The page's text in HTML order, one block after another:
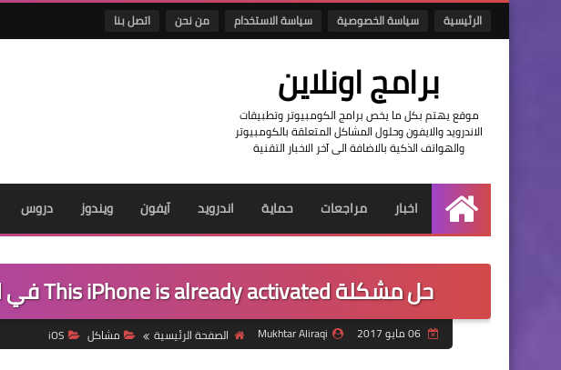
الرئيسية سياسة الخصوصية سياسة الاستخدام من نحن اتصل بنا
برامج اونلاين
موقع يهتم بكل ما يخص برامج الكومبيوتر وتطبيقات
الاندرويد والايفون وحلول المشاكل المتعلقة بالكومبيوتر
والهواتف الذكية بالاضافة الى آخر الاخبار التقنية
الرئيسية
اخبار مراجعات حماية اندرويد آيفون ويندوز دروس
حل مشكلة This iPhone is already activated في الايتونز | الايفون - الايباد |
Mukhtar Aliraqi الصفحة الرئيسية مشاكل iOS